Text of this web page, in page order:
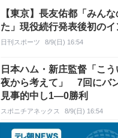
【東京】長友佑都「みん
た」現役続行発表後初の
日刊スポーツ 8/9(日) 16:54
日本ハム・新庄監督「こ
夜から考えて」 7回にバ
見事的中し1―0勝利
スポニチアネックス 8/9(日) 16:54